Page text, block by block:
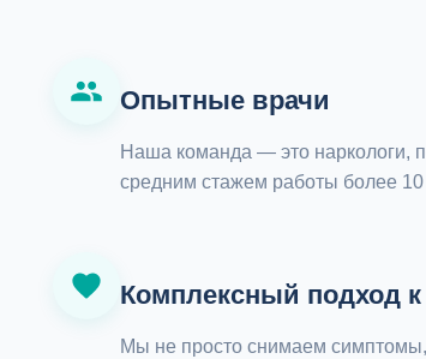
Опытные врачи
Наша команда — это наркологи,
средним стажем работы более 10
Комплексный подход
Мы не просто снимаем